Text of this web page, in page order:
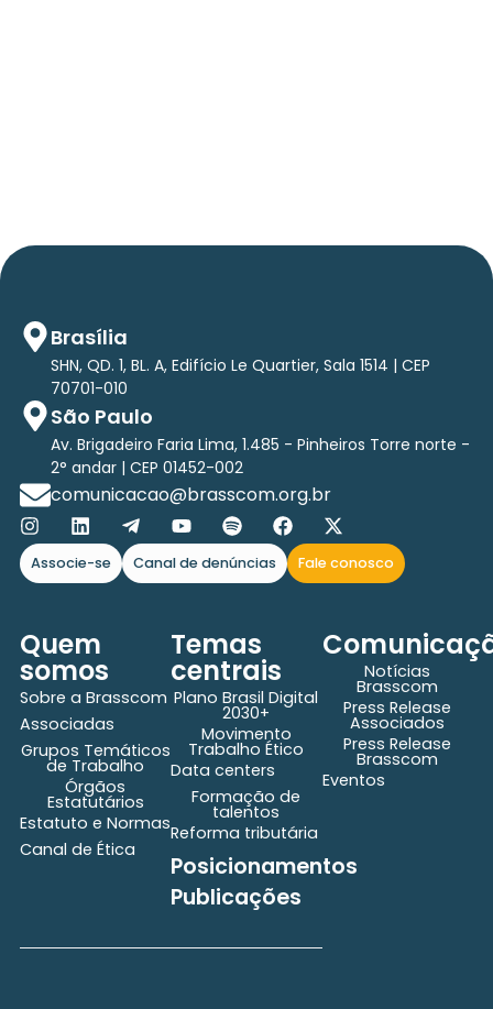
Brasília
SHN, QD. 1, BL. A, Edifício Le Quartier, Sala 1514 | CEP
70701-010
São Paulo
Av. Brigadeiro Faria Lima, 1.485 - Pinheiros Torre norte -
2° andar | CEP 01452-002
comunicacao@brasscom.org.br
Associe-se Canal de denúncias Fale conosco
Quem
somos
Sobre a Brasscom
Associadas
Grupos Temáticos
de Trabalho
Órgãos
Estatutários
Estatuto e Normas
Canal de Ética
Temas
centrais
Plano Brasil Digital
2030+
Movimento
Trabalho Ético
Data centers
Formação de
talentos
Reforma tributária
Posicionamentos
Publicações
Notícias
Brasscom
Press Release
Associados
Press Release
Brasscom
Eventos